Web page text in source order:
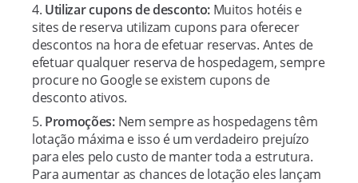
Utilizar cupons de desconto: Muitos hotéis e
sites de reserva utilizam cupons para oferecer
descontos na hora de efetuar reservas. Antes de
efetuar qualquer reserva de hospedagem, sempre
procure no Google se existem cupons de
desconto ativos.
Promoções:Nem sempre as hospedagens têm
lotação máxima e isso é um verdadeiro prejuízo
para eles pelo custo de manter toda a estrutura.
Para aumentar as chances de lotação eles lançam